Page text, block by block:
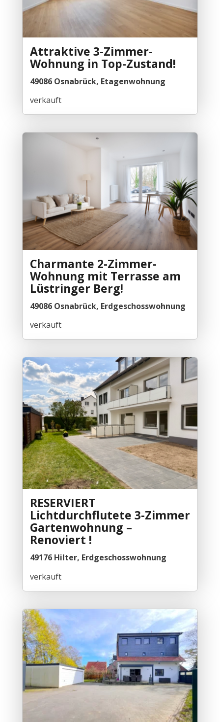
Attraktive 3-Zimmer-
Wohnung in Top-Zustand!
49086 Osnabrück, Etagenwohnung
verkauft
Charmante 2-Zimmer-
Wohnung mit Terrasse am
Lüstringer Berg!
49086 Osnabrück, Erdgeschosswohnung
verkauft
RESERVIERT
Lichtdurchflutete 3-Zimmer
Gartenwohnung –
Renoviert !
49176 Hilter, Erdgeschosswohnung
verkauft